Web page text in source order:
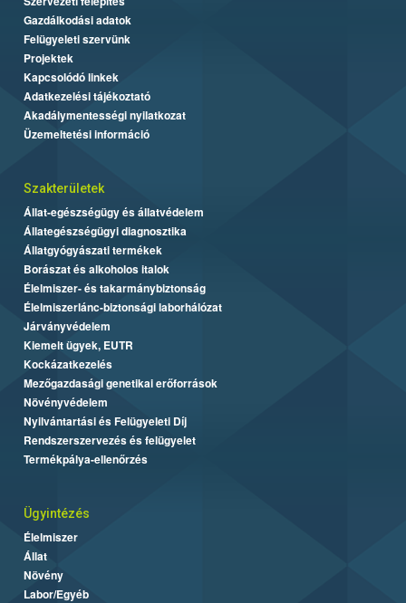
Gazdálkodási adatok
Felügyeleti szervünk
Projektek
Kapcsolódó linkek
Adatkezelési tájékoztató
Akadálymentességi nyilatkozat
Üzemeltetési információ
Szakterületek
Állat-egészségügy és állatvédelem
Állategészségügyi diagnosztika
Állatgyógyászati termékek
Borászat és alkoholos italok
Élelmiszer- és takarmánybiztonság
Élelmiszerlánc-biztonsági laborhálózat
Járványvédelem
Kiemelt ügyek, EUTR
Kockázatkezelés
Mezőgazdasági genetikai erőforrások
Növényvédelem
Nyilvántartási és Felügyeleti Díj
Rendszerszervezés és felügyelet
Termékpálya-ellenőrzés
Ügyintézés
Élelmiszer
Állat
Növény
Labor/Egyéb